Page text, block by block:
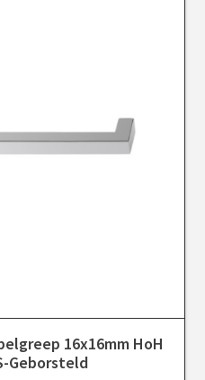
16x16mm HoH
Geborsteld